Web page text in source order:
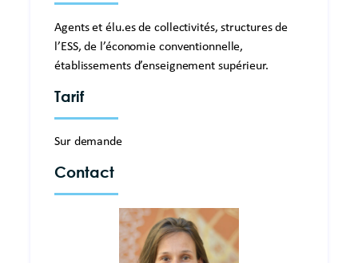
Agents et élu.es de collectivités, structures de
l’ESS, de l’économie conventionnelle,
établissements d’enseignement supérieur.
Tarif
Sur demande
Contact